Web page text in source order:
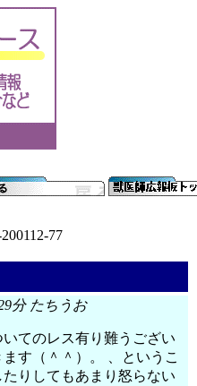
77
分 たちうお
てのレス有り難うござい
す（＾＾）。 、というこ
りしてもあまり怒らない